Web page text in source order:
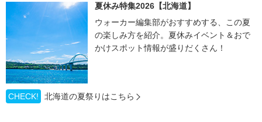
夏休み特集2026【北海道】
ウォーカー編集部がおすすめする、この夏
の楽しみ方を紹介。夏休みイベント＆おで
かけスポット情報が盛りだくさん！
CHECK! 北海道の夏祭りはこちら